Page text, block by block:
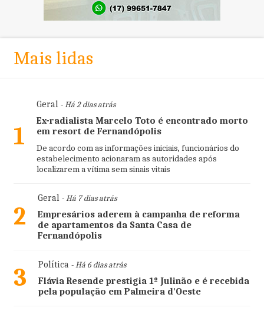
Mais lidas
1
Geral- Há 2 dias atrás
Ex-radialista Marcelo Toto é encontrado morto
em resort de Fernandópolis
De acordo com as informações iniciais, funcionários do
estabelecimento acionaram as autoridades após
localizarem a vítima sem sinais vitais
2
Geral- Há 7 dias atrás
Empresários aderem à campanha de reforma
de apartamentos da Santa Casa de
Fernandópolis
3 Política- Há 6 dias atrás
Flávia Resende prestigia 1º Julinão e é recebida
pela população em Palmeira d'Oeste